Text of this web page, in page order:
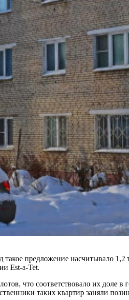
предложение насчитывало 1,2
Est-a-Tet.
что соответствовало их доле в
таких квартир заняли